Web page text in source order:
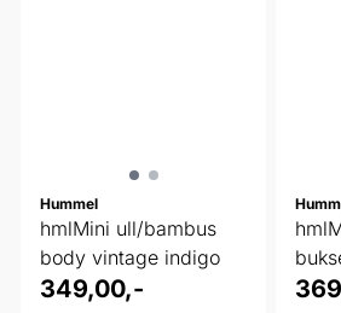
Hummel
hmlMini ull/bambus
body vintage indigo
349,00,-